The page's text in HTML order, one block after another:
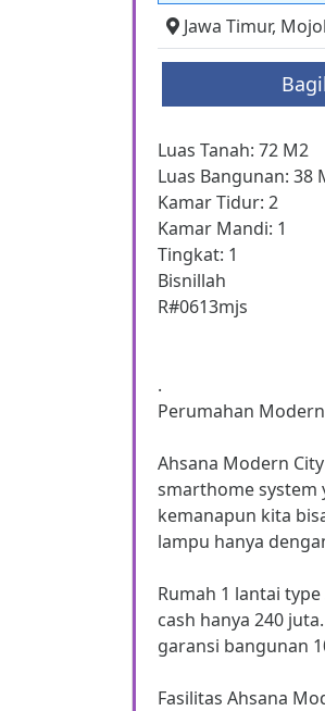
Jawa Timur,
Luas Tanah: 72 M2
Luas Bangunan: 38
Kamar Tidur: 2
Kamar Mandi: 1
Tingkat: 1
Bisnillah
R#0613mjs
.
Perumahan
Ahsana Modern
smarthome system
kemanapun kita
lampu hanya
Rumah 1 lantai
cash hanya 240
garansi bangunan
Fasilitas Ahsana